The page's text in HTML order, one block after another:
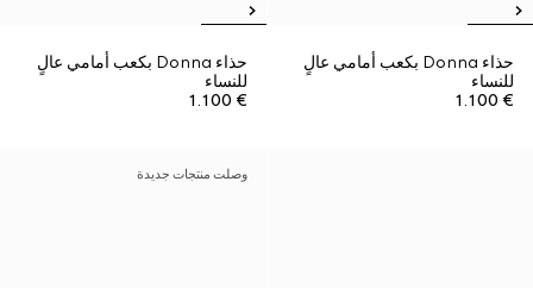
حذاء Donna بكعب أمامي عالٍ
للنساء
€ 1.100
حذاء Donna بكعب أمامي عالٍ
للنساء
€ 1.100
وصلت منتجات جديدة